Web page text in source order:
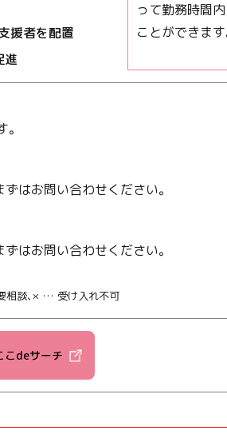
援者を配置
進
って勤務時間
ことができます
ずはお問い合わせください。
ずはお問い合わせください。
談、× … 受け入れ不可
こdeサーチ